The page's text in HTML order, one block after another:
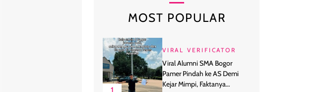
MOST POPULAR
VIRAL VERIFICATOR
Viral Alumni SMA Bogor
Pamer Pindah ke AS Demi
Kejar Mimpi, Faktanya